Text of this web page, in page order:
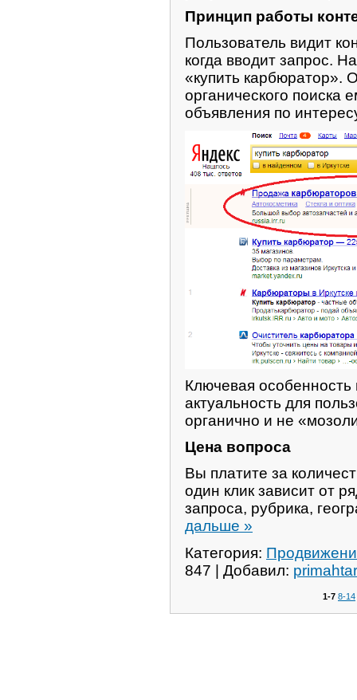
Принцип работы
Пользователь видит
когда вводит запрос.
«купить карбюратор».
органического поиска
объявления по
Ключевая
актуальность для
органично и не
Цена вопроса
Вы платите за
один клик зависит от
запроса, рубрика,
дальше »
Категория:
847 | Добавил:
1-7 8-14